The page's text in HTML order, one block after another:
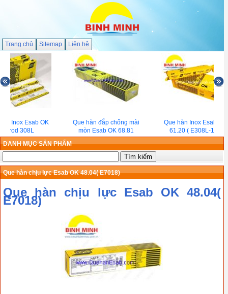
Trang chủ Sitemap Liên hệ
Inox Esab OK
308L
Que hàn đắp chống mài
mòn Esab OK 68.81
Que hàn Inox Esab OK
61.20 ( E308L-16 )
DANH MỤC SẢN PHẨM
Que hàn chịu lực Esab OK 48.04( E7018)
Que hàn chịu lực Esab OK 48.04(
E7018)